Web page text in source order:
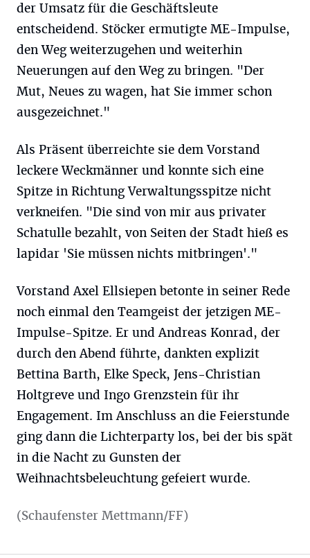
der Umsatz für die Geschäftsleute
entscheidend. Stöcker ermutigte ME-Impulse,
den Weg weiterzugehen und weiterhin
Neuerungen auf den Weg zu bringen. "Der
Mut, Neues zu wagen, hat Sie immer schon
ausgezeichnet."
Als Präsent überreichte sie dem Vorstand
leckere Weckmänner und konnte sich eine
Spitze in Richtung Verwaltungsspitze nicht
verkneifen. "Die sind von mir aus privater
Schatulle bezahlt, von Seiten der Stadt hieß es
lapidar 'Sie müssen nichts mitbringen'."
Vorstand Axel Ellsiepen betonte in seiner Rede
noch einmal den Teamgeist der jetzigen ME-
Impulse-Spitze. Er und Andreas Konrad, der
durch den Abend führte, dankten explizit
Bettina Barth, Elke Speck, Jens-Christian
Holtgreve und Ingo Grenzstein für ihr
Engagement. Im Anschluss an die Feierstunde
ging dann die Lichterparty los, bei der bis spät
in die Nacht zu Gunsten der
Weihnachtsbeleuchtung gefeiert wurde.
(Schaufenster Mettmann/FF)